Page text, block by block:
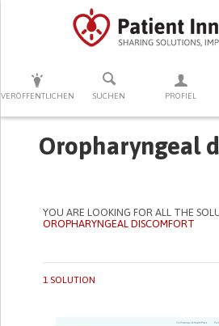
VERÖFFENTLICHEN SUCHEN PROFIEL
DRÜCKEN SIE AUF ENTER UM DIE
Oropharyngeal
YOU ARE LOOKING FOR ALL THE
OROPHARYNGEAL DISCOMFORT
1 SOLUTION